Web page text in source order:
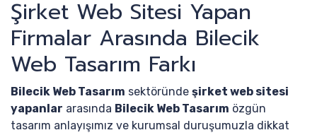
Şirket Web Sitesi Yapan
Firmalar Arasında Bilecik
Web Tasarım Farkı
Bilecik Web Tasarım sektöründe şirket web sitesi
yapanlar arasında Bilecik Web Tasarım özgün
tasarım anlayışımız ve kurumsal duruşumuzla dikkat